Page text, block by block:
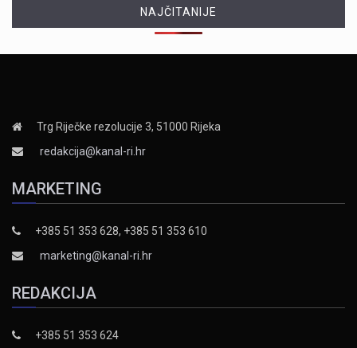
NAJČITANIJE
Trg Riječke rezolucije 3, 51000 Rijeka
redakcija@kanal-ri.hr
MARKETING
+385 51 353 628, +385 51 353 610
marketing@kanal-ri.hr
REDAKCIJA
+385 51 353 624